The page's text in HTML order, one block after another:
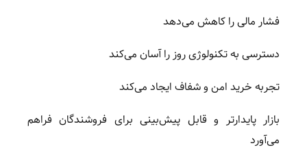
فشار مالی را کاهش می‌دهد
دسترسی به تکنولوژی روز را آسان می‌کند
تجربه خرید امن و شفاف ایجاد می‌کند
بازار پایدارتر و قابل پیش‌بینی برای فروشندگان فراهم
می‌آورد